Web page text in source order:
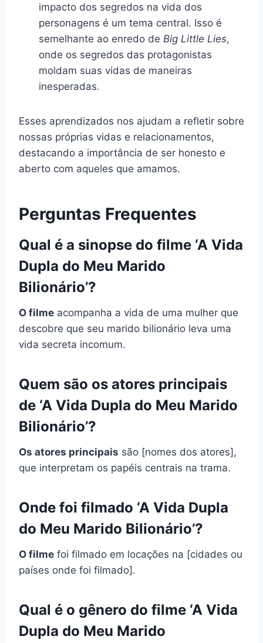
impacto dos segredos na vida dos
personagens é um tema central. Isso é
semelhante ao enredo de Big Little Lies,
onde os segredos das protagonistas
moldam suas vidas de maneiras
inesperadas.
Esses aprendizados nos ajudam a refletir sobre
nossas próprias vidas e relacionamentos,
destacando a importância de ser honesto e
aberto com aqueles que amamos.
Perguntas Frequentes
Qual é a sinopse do filme ‘A Vida
Dupla do Meu Marido
Bilionário’?
O filme acompanha a vida de uma mulher que
descobre que seu marido bilionário leva uma
vida secreta incomum.
Quem são os atores principais
de ‘A Vida Dupla do Meu Marido
Bilionário’?
Os atores principais são [nomes dos atores],
que interpretam os papéis centrais na trama.
Onde foi filmado ‘A Vida Dupla
do Meu Marido Bilionário’?
O filme foi filmado em locações na [cidades ou
países onde foi filmado].
Qual é o gênero do filme ‘A Vida
Dupla do Meu Marido